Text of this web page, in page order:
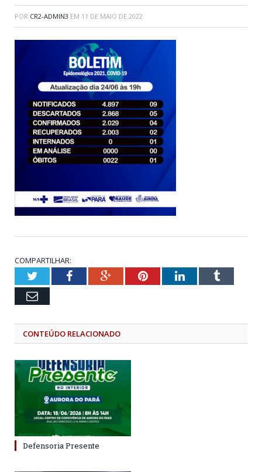
POR CR2-ADMIN3 EM 11 DE MAIO DE 2022
COMPARTILHAR:
TwitterFacebookGoogle+PinterestLinkedInTumblr
Email
CONTEÚDO RELACIONADO
Defensoria Presente